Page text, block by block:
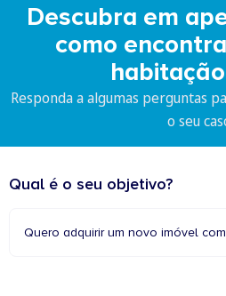
Descubra em
como
Responda a algumas perguntas
o seu
Qual é o seu objetivo?
Quero adquirir um novo imóvel